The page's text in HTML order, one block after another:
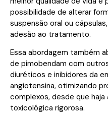
possibilidade de alterar
suspensão oral ou
adesão ao tratamento.
Essa abordagem também
de pimobendam com
diuréticos e inibidores da
angiotensina, otimizando
complexos, desde que
toxicológica rigorosa.